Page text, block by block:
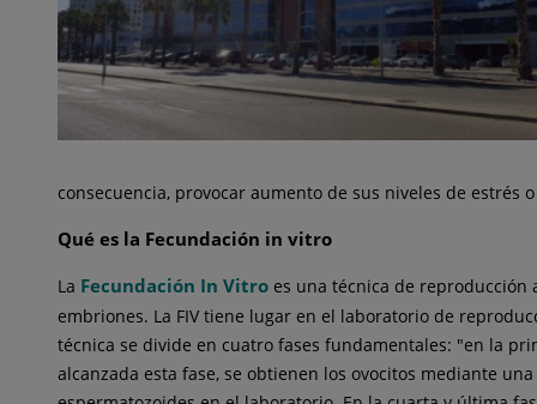
consecuencia, provocar aumento de sus niveles de estrés
Qué es la Fecundación in vitro
La Fecundación In Vitro es una técnica de
embriones. La FIV tiene lugar en el laboratorio de
técnica se divide en cuatro fases fundamentales: "en la
alcanzada esta fase, se obtienen los ovocitos mediante